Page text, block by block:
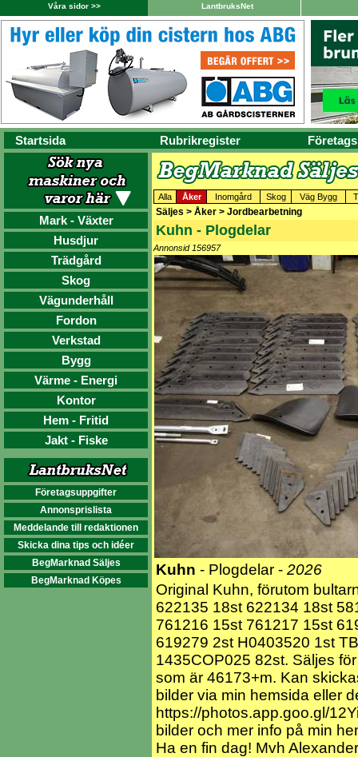
Våra sidor >> LantbruksNet
Startsida Rubrikregister
Mark - Växter
Husdjur
Trädgård
Skog
Vägunderhåll
Fordon
Verkstad
Bygg
Värme - Energi
Kontor
Hem - Fritid
Jakt - Fiske
Företagsuppgifter
Annonsprislista
Meddelande till redaktionen
Skicka dina tips och idéer
BegMarknad Säljes
BegMarknad Köpes
Alla Åker Inomgård Skog Väg Bygg
Säljes > Åker > Jordbearbetning
Kuhn - Plogdelar
Annonsid 156957
Kuhn - Plogdelar - 2026
Original Kuhn, förutom
622135 18st 622134 18st
761216 15st 761217 15st
619279 2st H0403520 1st
1435COP025 82st. Säljes
som är 46173+m. Kan
bilder via min hemsida eller
https://photos.app.goo.gl/
bilder och mer info på min
Ha en fin dag! Mvh